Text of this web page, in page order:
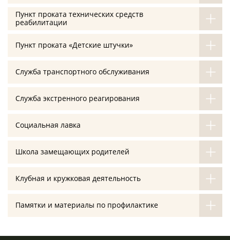
Пункт проката технических средств
реабилитации
Пункт проката «Детские штучки»
Служба транспортного обслуживания
Служба экстренного реагирования
Социальная лавка
Школа замещающих родителей
Клубная и кружковая деятельность
Памятки и материалы по профилактике